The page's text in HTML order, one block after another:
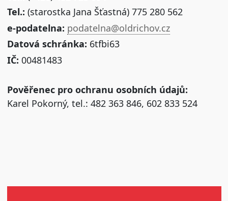
Tel.: (starostka Jana Šťastná) 775 280 562
e-podatelna: podatelna@oldrichov.cz
Datová schránka: 6tfbi63
IČ: 00481483
Pověřenec pro ochranu osobních údajů:
Karel Pokorný, tel.: 482 363 846, 602 833 524